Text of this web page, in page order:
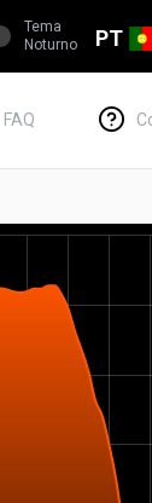
PT
Tema
Noturno
FAQ